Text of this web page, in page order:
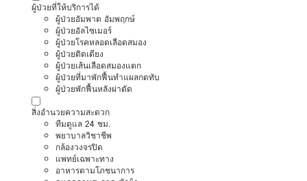
ผู้ป่วยที่ให้บริการได้
ผู้ป่วยอัมพาต อัมพฤกษ์
ผู้ป่วยอัลไซเมอร์
ผู้ป่วยโรคหลอดเลือดสมอง
ผู้ป่วยติดเตียง
ผู้ป่วยเส้นเลือดสมองแตก
ผู้ป่วยที่มาพักฟื้นทำแผลกดทับ
ผู้ป่วยพักฟื้นหลังผ่าตัด
สิ่งอำนวยความสะดวก
ทีมดูแล 24 ชม.
พยาบาลวิชาชีพ
กล้องวงจรปิด
แพทย์เฉพาะทาง
อาหารตามโภชนาการ